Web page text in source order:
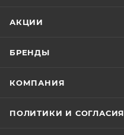
АКЦИИ
БРЕНДЫ
КОМПАНИЯ
ПОЛИТИКИ И СОГЛАСИЯ